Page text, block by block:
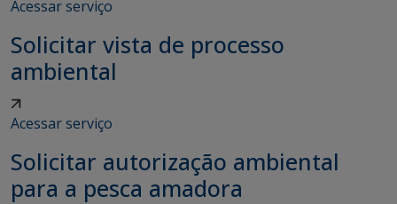
Acessar serviço
Solicitar vista de processo
ambiental
Acessar serviço
Solicitar autorização ambiental
para a pesca amadora